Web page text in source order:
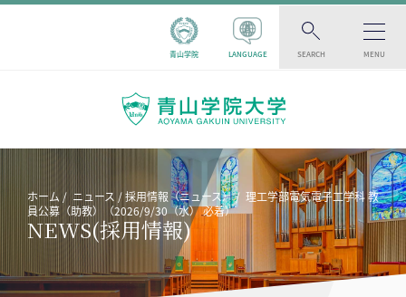
青山学院 LANGUAGE SEARCH MENU
ホーム ニュース 採用情報（ニュース）
理工学部電気電子工学科 教
員公募（助教）（2026/9/30（水） 必着）
NEWS(採用情報)